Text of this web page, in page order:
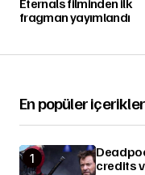
Eternals filminden ilk
fragman yayımlandı
En popüler içerikler
credits